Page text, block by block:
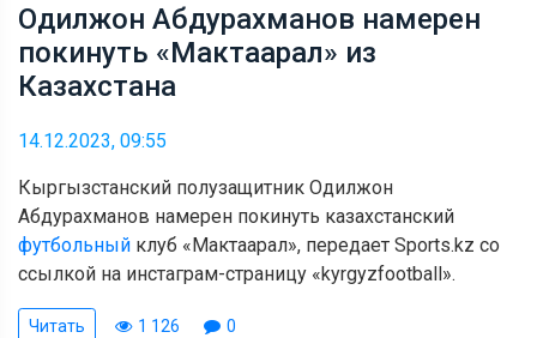
Одилжон Абдурахманов намерен
покинуть «Мактаарал» из
Казахстана
14.12.2023, 09:55
Кыргызстанский полузащитник Одилжон
Абдурахманов намерен покинуть казахстанский
футбольный клуб «Мактаарал», передает Sports.kz со
ссылкой на инстаграм-страницу «kyrgyzfootball».
Читать 1 126 0